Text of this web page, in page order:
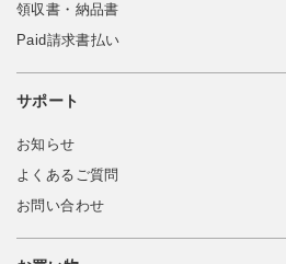
領収書・納品書
Paid請求書払い
サポート
お知らせ
よくあるご質問
お問い合わせ